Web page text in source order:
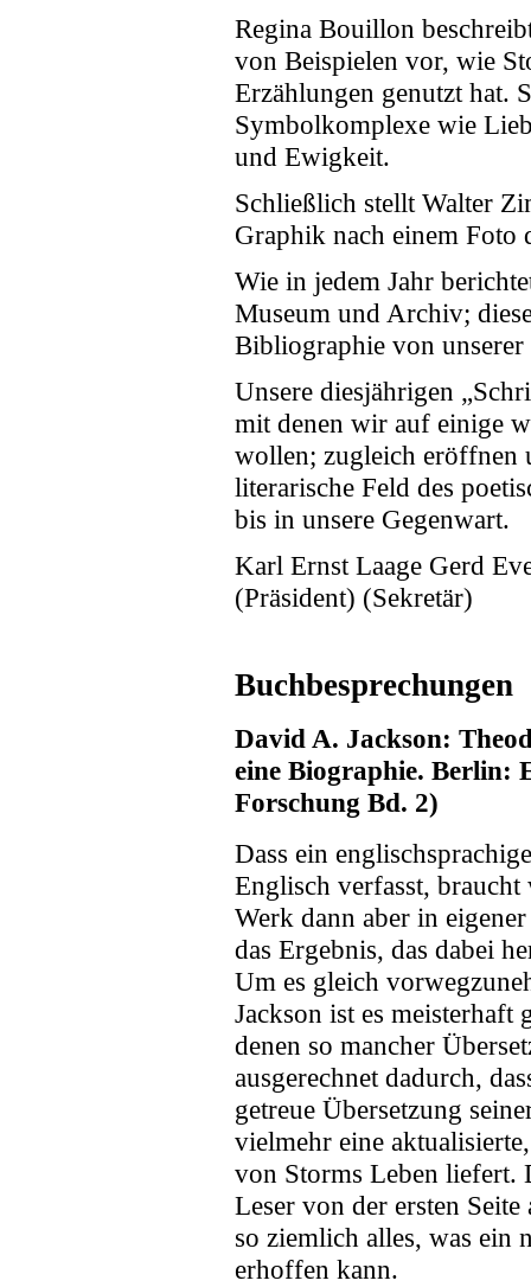
Regina Bouillon
von Beispielen vor, wie
Erzählungen genutzt hat.
Symbolkomplexe wie
und Ewigkeit.
Schließlich stellt Walter
Graphik nach einem Foto
Wie in jedem Jahr
Museum und Archiv;
Bibliographie von
Unsere diesjährigen
mit denen wir auf einige
wollen; zugleich eröffnen
literarische Feld des
bis in unsere Gegenwart.
Karl Ernst Laage Gerd
(Präsident) (Sekretär)
Buchbesprechungen
David A. Jackson:
eine Biographie. Berlin:
Forschung Bd. 2)
Dass ein
Englisch verfasst,
Werk dann aber in
das Ergebnis, das dabei
Um es gleich
Jackson ist es
denen so mancher
ausgerechnet dadurch,
getreue Übersetzung
vielmehr eine
von Storms Leben liefert.
Leser von der ersten
so ziemlich alles, was ein
erhoffen kann.